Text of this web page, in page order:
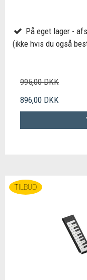
På eget lager -
(ikke hvis du også
995,00 DKK
896,00 DKK
TILBUD